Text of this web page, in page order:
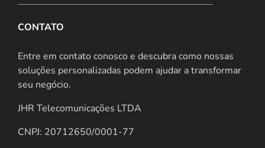
CONTATO
Entre em contato conosco e descubra como nossas
soluções personalizadas podem ajudar a transformar
seu negócio.
JHR Telecomunicações LTDA
CNPJ: 20712650/0001-77